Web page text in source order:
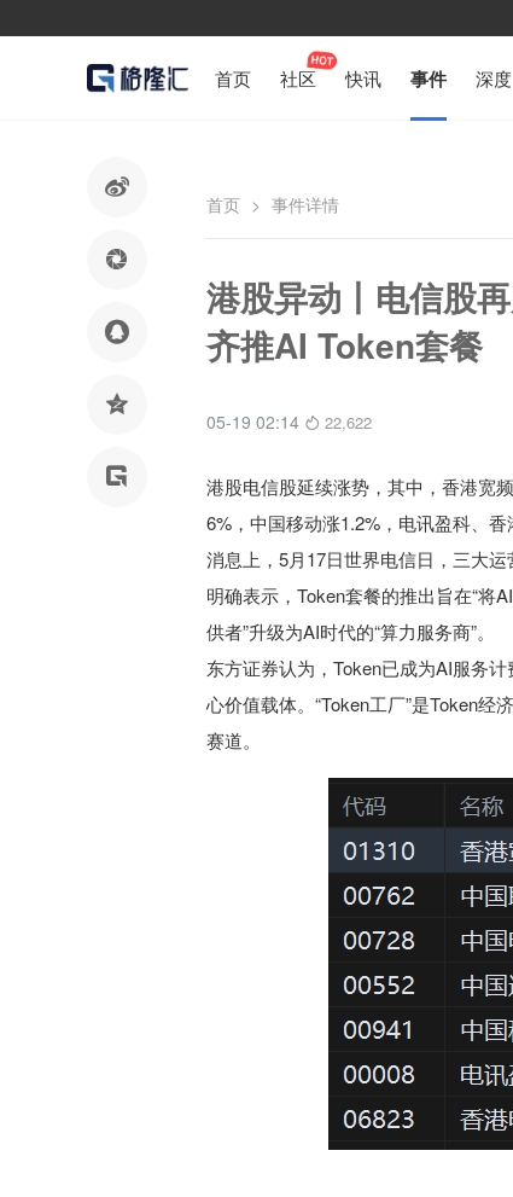
首页 社区 快讯 事件 深度





首页 > 事件详情
港股异动丨电信股
齐推AI Token套餐
05-19 02:14 22,622
港股电信股延续涨势，其中，香港宽
6%，中国移动涨1.2%，电讯盈科、香
消息上，5月17日世界电信日，三大
明确表示，Token套餐的推出旨在“将
供者”升级为AI时代的“算力服务商”。
东方证券认为，Token已成为AI服务
心价值载体。“Token工厂”是Token
赛道。